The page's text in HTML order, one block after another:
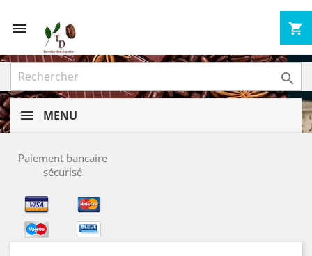
 shopping_cart

MENU
Paiement bancaire
sécurisé